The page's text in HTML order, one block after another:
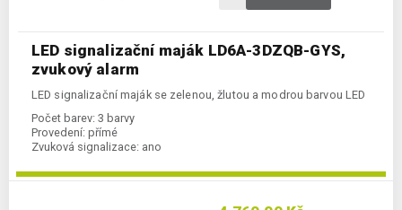
LED signalizační maják LD6A-3DZQB-GYS,
zvukový alarm
LED signalizační maják se zelenou, žlutou a modrou barvou LED
Počet barev: 3 barvy
Provedení: přímé
Zvuková signalizace: ano